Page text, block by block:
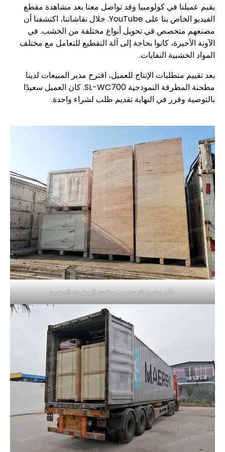
يقيم عميلنا في كولومبيا وقد تواصل معنا بعد مشاهدة مقطع
الفيديو الخاص بنا على YouTube. خلال نقاشاتنا، اكتشفنا أن
مصنعهم متخصص في تحويل أنواع مختلفة من الخشب. في
الآونة الأخيرة، كانوا بحاجة إلى آلة التقطيع للتعامل مع مختلف
المواد الخشبية النفايات.
بعد تقييم متطلبات الإنتاج للعميل، اقترح مدير المبيعات لدينا
مطحنة المطرقة النموذجية SL-WC700. كان العميل سعيدًا
بالتوصية وقرر في النهاية تقديم طلب لشراء واحدة.
حالة خشبية التعبئة من مطحنة المطرقة الخشبية